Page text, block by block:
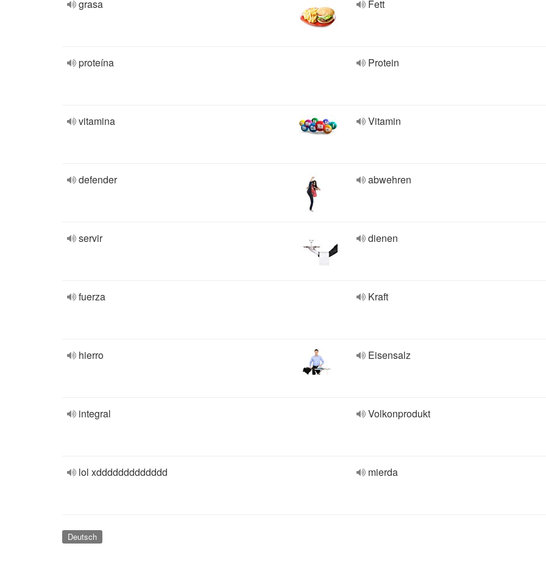
grasa Fett
proteína Protein
vitamina Vitamin
defender abwehren
servir dienen
fuerza Kraft
hierro Eisensalz
integral Volkonprodukt
lol xddddddddddddd mierda
Deutsch